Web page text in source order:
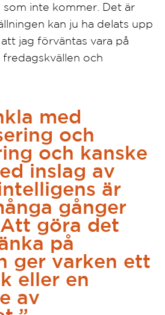
som inte kommer. Det är
kan ju ha delats upp
jag förväntas vara på
och
med
och
och kanske
inslag av
är
gånger
göra det
på
ger varken ett
eller en
av